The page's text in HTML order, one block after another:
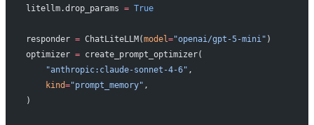
litellm.drop_params = True
responder = ChatLiteLLM(model="openai/gpt-5-mini" )
optimizer = create_prompt_optimizer(
    "anthropic:claude-sonnet-4-6"
,
    kind
="prompt_memory" ,
)